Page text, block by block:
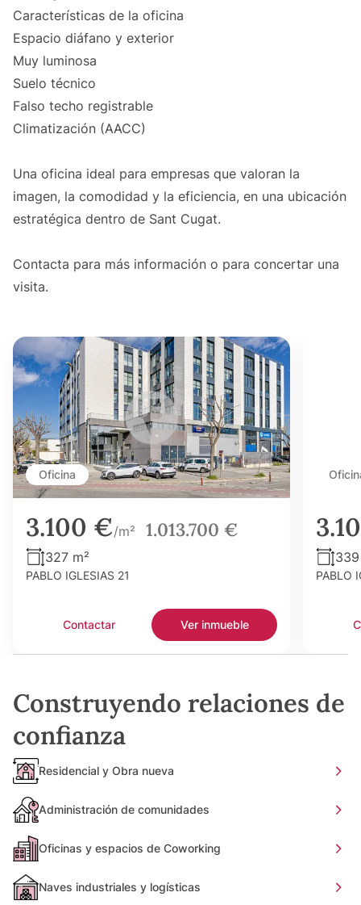
Características de la oficina
Espacio diáfano y exterior
Muy luminosa
Suelo técnico
Falso techo registrable
Climatización (AACC)
Una oficina ideal para empresas que valoran la
imagen, la comodidad y la eficiencia, en una ubicación
estratégica dentro de Sant Cugat.
Contacta para más información o para concertar una
visita.
Oficina
3.100 €/m² 1.013.700 €
327 m²
PABLO IGLESIAS 21
Contactar Ver inmueble
PABLO
Construyendo relaciones de
confianza
Residencial y Obra nueva
Administración de comunidades
Oficinas y espacios de Coworking
Naves industriales y logísticas